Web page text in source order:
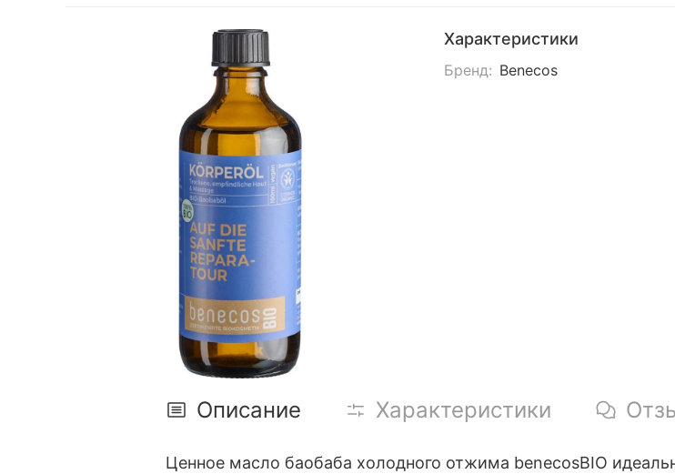
Характеристики
Бренд: Benecos
Описание Характеристики
Ценное масло баобаба холодного отжима benecosBIO